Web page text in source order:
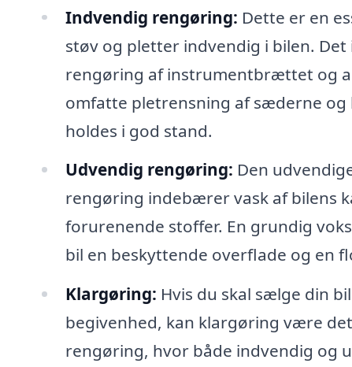
Indvendig rengøring: Dette er en
støv og pletter indvendig i bilen.
rengøring af instrumentbrættet og
omfatte pletrensning af sæderne
holdes i god stand.
Udvendig rengøring: Den
rengøring indebærer vask af bilens
forurenende stoffer. En grundig
bil en beskyttende overflade og en
Klargøring: Hvis du skal sælge din
begivenhed, kan klargøring være
rengøring, hvor både indvendig og